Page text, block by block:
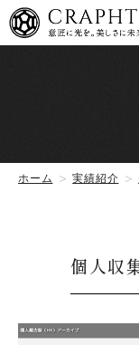
ホーム 実績紹介
個人収